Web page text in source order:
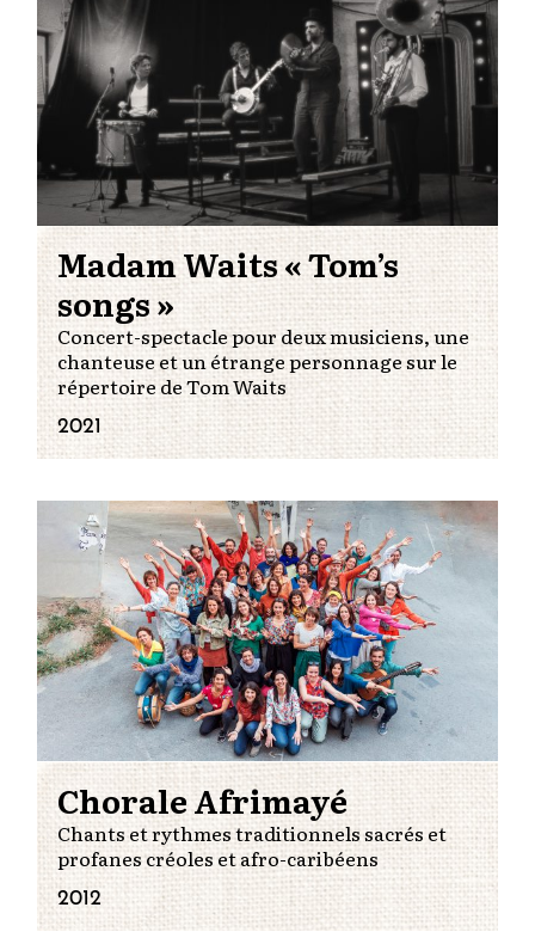
Madam Waits « Tom’s
songs »
Concert-spectacle pour deux musiciens, une
chanteuse et un étrange personnage sur le
répertoire de Tom Waits
2021
Chorale Afrimayé
Chants et rythmes traditionnels sacrés et
profanes créoles et afro-caribéens
2012